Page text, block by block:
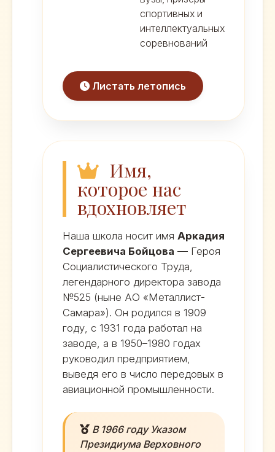
спортивных и
интеллектуальных
соревнований
Листать летопись
Имя,
которое нас
вдохновляет
Наша школа носит имя Аркадия
Сергеевича Бойцова — Героя
Социалистического Труда,
легендарного директора завода
№525 (ныне АО «Металлист-
Самара»). Он родился в 1909
году, с 1931 года работал на
заводе, а в 1950–1980 годах
руководил предприятием,
выведя его в число передовых в
авиационной промышленности.
В 1966 году Указом
Президиума Верховного